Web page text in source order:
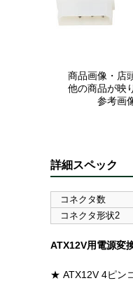
商品画像・店
他の商品が映
参考画
詳細スペック
コネクタ数
コネクタ形状2
ATX12V用電源変
★ ATX12V 4ピン